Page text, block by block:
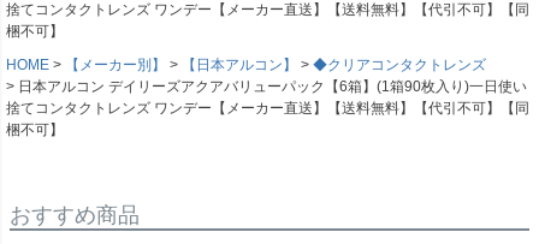
捨てコンタクトレンズ ワンデー【メーカー直送】【送料無料】【代引不可】【同
梱不可】
HOME
【メーカー別】 【日本アルコン】
◆クリアコンタクトレンズ
日本アルコン デイリーズアクアバリューパック【6箱】(1箱90枚入り)一日使い
捨てコンタクトレンズ ワンデー【メーカー直送】【送料無料】【代引不可】【同
梱不可】
おすすめ商品